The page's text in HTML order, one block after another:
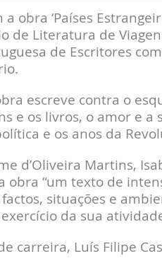
obra ‘Países
de Literatura de
de Escritores
escreve contra o
e os livros, o amor e
e os anos da
d’Oliveira Martins,
obra “um texto de
situações e
da sua
carreira, Luís Filipe